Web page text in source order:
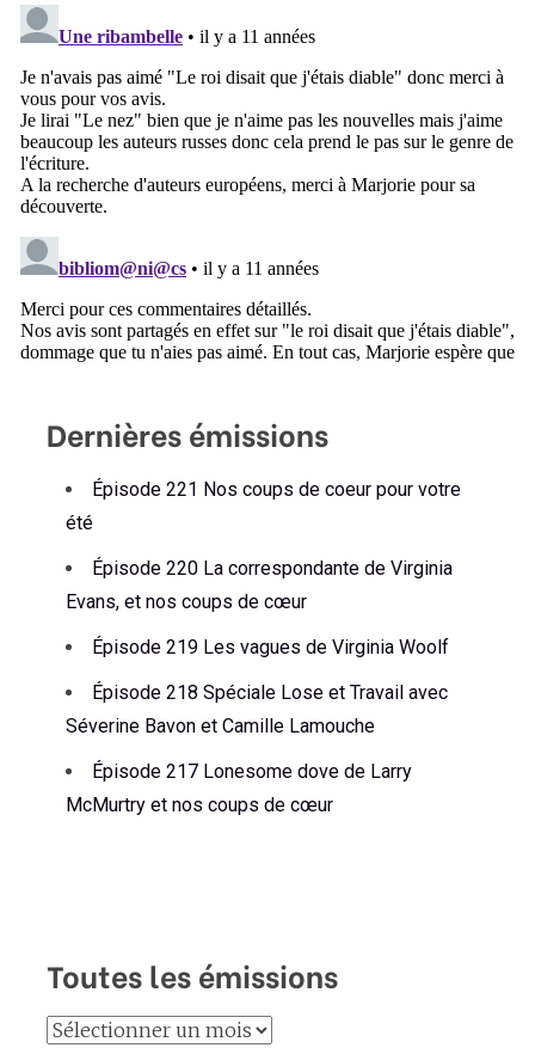
Dernières émissions
Épisode 221 Nos coups de coeur pour votre
été
Épisode 220 La correspondante de Virginia
Evans, et nos coups de cœur
Épisode 219 Les vagues de Virginia Woolf
Épisode 218 Spéciale Lose et Travail avec
Séverine Bavon et Camille Lamouche
Épisode 217 Lonesome dove de Larry
McMurtry et nos coups de cœur
Toutes les émissions
Toutes